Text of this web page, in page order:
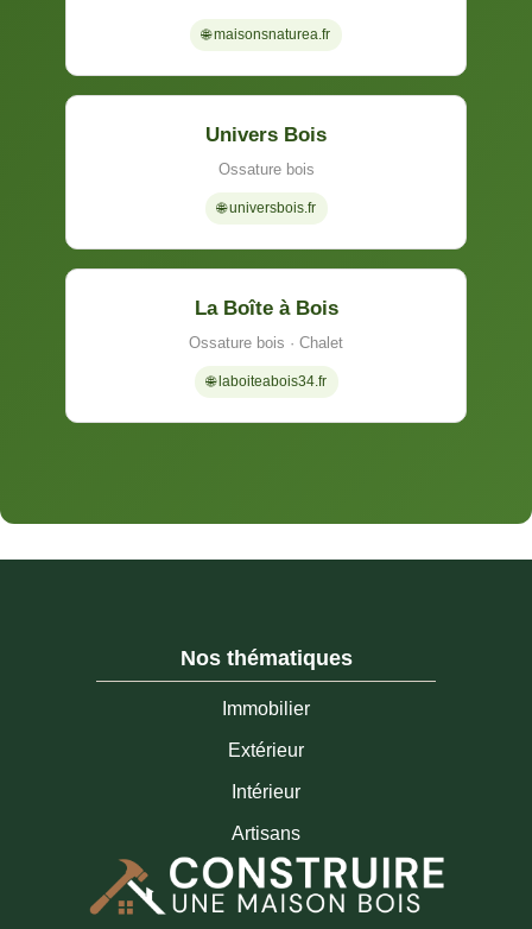
🌐 maisonsnaturea.fr
Univers Bois
Ossature bois
🌐 universbois.fr
La Boîte à Bois
Ossature bois · Chalet
🌐 laboiteabois34.fr
Nos thématiques
Immobilier
Extérieur
Intérieur
Artisans